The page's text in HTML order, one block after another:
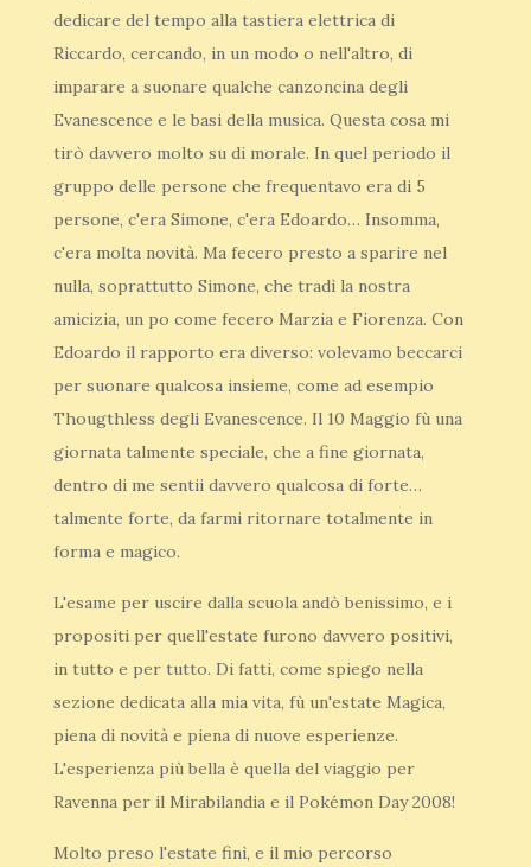
dedicare del tempo alla tastiera elettrica di
Riccardo, cercando, in un modo o nell'altro, di
imparare a suonare qualche canzoncina degli
Evanescence e le basi della musica. Questa cosa mi
tirò davvero molto su di morale. In quel periodo il
gruppo delle persone che frequentavo era di 5
persone, c'era Simone, c'era Edoardo… Insomma,
c'era molta novità. Ma fecero presto a sparire nel
nulla, soprattutto Simone, che tradì la nostra
amicizia, un po come fecero Marzia e Fiorenza. Con
Edoardo il rapporto era diverso: volevamo beccarci
per suonare qualcosa insieme, come ad esempio
Thougthless degli Evanescence. Il 10 Maggio fù una
giornata talmente speciale, che a fine giornata,
dentro di me sentii davvero qualcosa di forte…
talmente forte, da farmi ritornare totalmente in
forma e magico.
L'esame per uscire dalla scuola andò benissimo, e i
propositi per quell'estate furono davvero positivi,
in tutto e per tutto. Di fatti, come spiego nella
sezione dedicata alla mia vita, fù un'estate Magica,
piena di novità e piena di nuove esperienze.
L'esperienza più bella è quella del viaggio per
Ravenna per il Mirabilandia e il Pokémon Day 2008!
Molto preso l'estate finì, e il mio percorso